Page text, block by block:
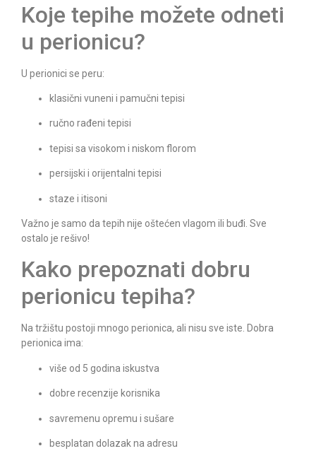
Koje tepihe možete odneti
u perionicu?
U perionici se peru:
klasični vuneni i pamučni tepisi
ručno rađeni tepisi
tepisi sa visokom i niskom florom
persijski i orijentalni tepisi
staze i itisoni
Važno je samo da tepih nije oštećen vlagom ili buđi. Sve
ostalo je rešivo!
Kako prepoznati dobru
perionicu tepiha?
Na tržištu postoji mnogo perionica, ali nisu sve iste. Dobra
perionica ima:
više od 5 godina iskustva
dobre recenzije korisnika
savremenu opremu i sušare
besplatan dolazak na adresu